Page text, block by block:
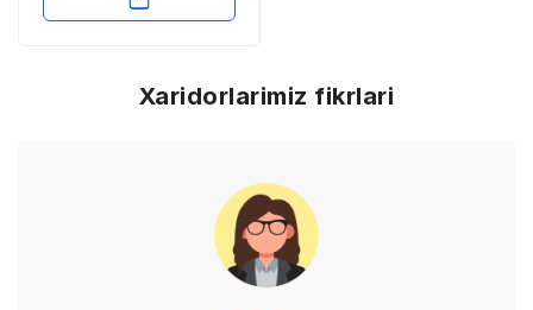
Xaridorlarimiz fikrlari